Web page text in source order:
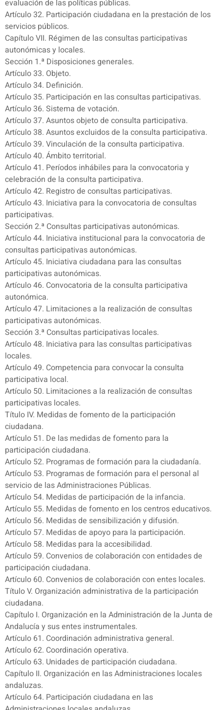
evaluación de las políticas públicas.
Artículo 32. Participación ciudadana en la prestación de los
servicios públicos.
Capítulo VII. Régimen de las consultas participativas
autonómicas y locales.
Sección 1.ª Disposiciones generales.
Artículo 33. Objeto.
Artículo 34. Definición.
Artículo 35. Participación en las consultas participativas.
Artículo 36. Sistema de votación.
Artículo 37. Asuntos objeto de consulta participativa.
Artículo 38. Asuntos excluidos de la consulta participativa.
Artículo 39. Vinculación de la consulta participativa.
Artículo 40. Ámbito territorial.
Artículo 41. Períodos inhábiles para la convocatoria y
celebración de la consulta participativa.
Artículo 42. Registro de consultas participativas.
Artículo 43. Iniciativa para la convocatoria de consultas
participativas.
Sección 2.ª Consultas participativas autonómicas.
Artículo 44. Iniciativa institucional para la convocatoria de
consultas participativas autonómicas.
Artículo 45. Iniciativa ciudadana para las consultas
participativas autonómicas.
Artículo 46. Convocatoria de la consulta participativa
autonómica.
Artículo 47. Limitaciones a la realización de consultas
participativas autonómicas.
Sección 3.ª Consultas participativas locales.
Artículo 48. Iniciativa para las consultas participativas
locales.
Artículo 49. Competencia para convocar la consulta
participativa local.
Artículo 50. Limitaciones a la realización de consultas
participativas locales.
Título IV. Medidas de fomento de la participación
ciudadana.
Artículo 51. De las medidas de fomento para la
participación ciudadana.
Artículo 52. Programas de formación para la ciudadanía.
Artículo 53. Programas de formación para el personal al
servicio de las Administraciones Públicas.
Artículo 54. Medidas de participación de la infancia.
Artículo 55. Medidas de fomento en los centros educativos.
Artículo 56. Medidas de sensibilización y difusión.
Artículo 57. Medidas de apoyo para la participación.
Artículo 58. Medidas para la accesibilidad.
Artículo 59. Convenios de colaboración con entidades de
participación ciudadana.
Artículo 60. Convenios de colaboración con entes locales.
Título V. Organización administrativa de la participación
ciudadana.
Capítulo I. Organización en la Administración de la Junta de
Andalucía y sus entes instrumentales.
Artículo 61. Coordinación administrativa general.
Artículo 62. Coordinación operativa.
Artículo 63. Unidades de participación ciudadana.
Capítulo II. Organización en las Administraciones locales
andaluzas.
Artículo 64. Participación ciudadana en las